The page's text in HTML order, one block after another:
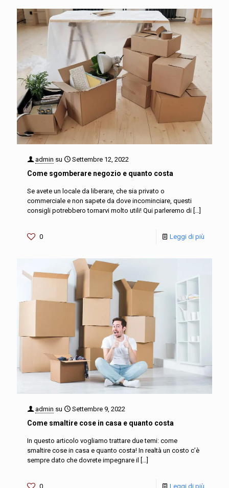
admin su Settembre 12, 2022
Come sgomberare negozio e quanto costa
Se avete un locale da liberare, che sia privato o
commerciale e non sapete da dove incominciare, questi
consigli potrebbero tornarvi molto utili! Qui parleremo di […]
0 Leggi di più
admin su Settembre 9, 2022
Come smaltire cose in casa e quanto costa
In questo articolo vogliamo trattare due temi: come
smaltire cose in casa e quanto costa! In realtà un costo c’è
sempre dato che dovrete impegnare il
[…]
0 Leggi di più